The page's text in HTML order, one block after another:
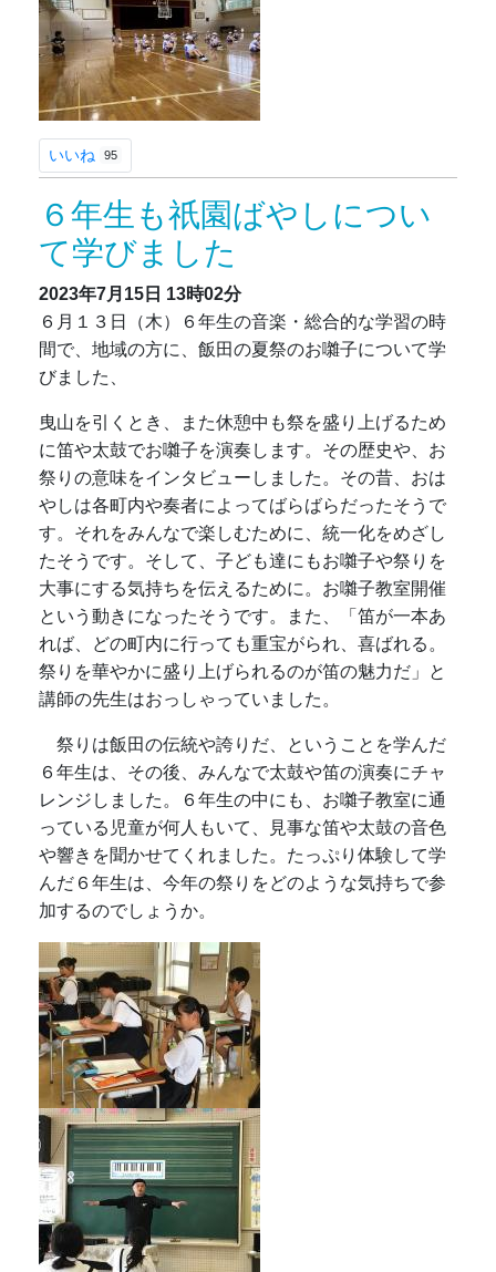
いいね 95
６年生も祇園ばやしについ
て学びました
2023年7月15日 13時02分
６月１３日（木）６年生の音楽・総合的な学習の時
間で、地域の方に、飯田の夏祭のお囃子について学
びました、
曳山を引くとき、また休憩中も祭を盛り上げるため
に笛や太鼓でお囃子を演奏します。その歴史や、お
祭りの意味をインタビューしました。その昔、おは
やしは各町内や奏者によってばらばらだったそうで
す。それをみんなで楽しむために、統一化をめざし
たそうです。そして、子ども達にもお囃子や祭りを
大事にする気持ちを伝えるために。お囃子教室開催
という動きになったそうです。また、「笛が一本あ
れば、どの町内に行っても重宝がられ、喜ばれる。
祭りを華やかに盛り上げられるのが笛の魅力だ」と
講師の先生はおっしゃっていました。
祭りは飯田の伝統や誇りだ、ということを学んだ
６年生は、その後、みんなで太鼓や笛の演奏にチャ
レンジしました。６年生の中にも、お囃子教室に通
っている児童が何人もいて、見事な笛や太鼓の音色
や響きを聞かせてくれました。たっぷり体験して学
んだ６年生は、今年の祭りをどのような気持ちで参
加するのでしょうか。